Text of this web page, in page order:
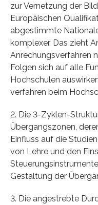
zur Vernetzung der
Europäischen
abgestimmte
komplexer. Das zieht
Anrechungsverfahren
Folgen sich auf alle
Hochschulen
verfahren beim
2. Die 3-Zyklen-
Übergangszonen,
Einfluss auf die
von Lehre und den
Gestaltung der
3. Die angestrebte